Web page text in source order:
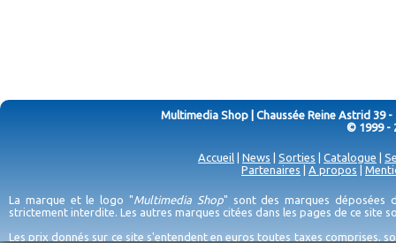
Multimedia Shop | Chaussée Reine Astrid 39 -
© 1999 -
Accueil News Sorties Catalogue
Partenaires
A propos
La marque et le logo "Multimedia Shop" sont des marques déposées
strictement interdite. Les autres marques citées dans les pages de ce site
Les prix donnés sur ce site s'entendent en euros toutes taxes comprises,